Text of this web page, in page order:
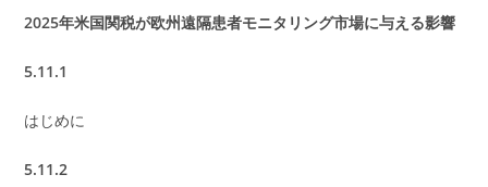
2025年米国関税が欧州遠隔患者モニタリング市場に与える影響
5.11.1
はじめに
5.11.2